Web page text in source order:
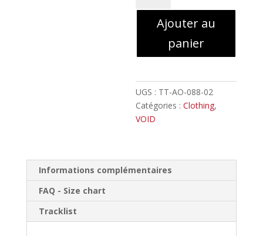
VƆID
Ajouter au
panier
UGS : TT-AO-088-02
Catégories :Clothing,
VOID
Informations complémentaires
FAQ - Size chart
Tracklist